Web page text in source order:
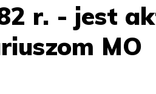
r. - jest
MO